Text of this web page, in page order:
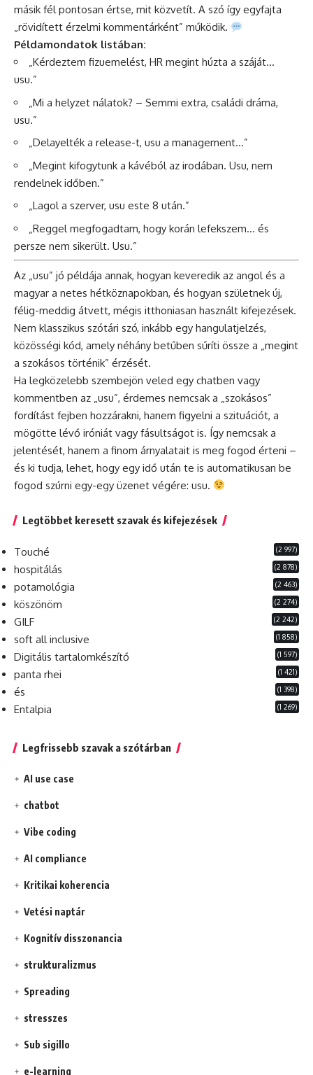
másik fél pontosan értse, mit közvetít. A szó így egyfajta
„rövidített érzelmi kommentárként” működik.
Példamondatok listában:
„Kérdeztem fizuemelést, HR megint húzta a száját…
usu.”
„Mi a helyzet nálatok? – Semmi extra, családi dráma,
usu.”
„Delayelték a release-t, usu a management…”
„Megint kifogytunk a kávéból az irodában. Usu, nem
rendelnek időben.”
„Lagol a szerver, usu este 8 után.”
„Reggel megfogadtam, hogy korán lefekszem… és
persze nem sikerült. Usu.”
Az „usu” jó példája annak, hogyan keveredik az angol és a
magyar a netes hétköznapokban, és hogyan születnek új,
félig-meddig átvett, mégis itthoniasan használt kifejezések.
Nem klasszikus szótári szó, inkább egy hangulatjelzés,
közösségi kód, amely néhány betűben sűríti össze a „megint
a szokásos történik” érzését.
Ha legközelebb szembejön veled egy chatben vagy
kommentben az „usu”, érdemes nemcsak a „szokásos”
fordítást fejben hozzárakni, hanem figyelni a szituációt, a
mögötte lévő iróniát vagy fásultságot is. Így nemcsak a
jelentését, hanem a finom árnyalatait is meg fogod érteni –
és ki tudja, lehet, hogy egy idő után te is automatikusan be
fogod szúrni egy-egy üzenet végére: usu.
Legtöbbet keresett szavak és kifejezések
Touché (2 997)
hospitálás (2 878)
potamológia (2 463)
köszönöm (2 274)
GILF (2 242)
soft all inclusive (1 858)
Digitális tartalomkészítő (1 597)
panta rhei (1 421)
és (1 398)
Entalpia (1 269)
Legfrissebb szavak a szótárban
AI use case
chatbot
Vibe coding
AI compliance
Kritikai koherencia
Vetési naptár
Kognitív disszonancia
strukturalizmus
Spreading
stresszes
Sub sigillo
e-learning